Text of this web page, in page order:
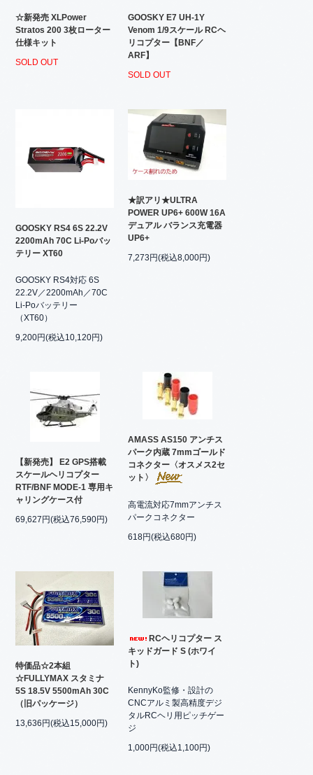
☆新発売 XLPower
Stratos 200 3枚ローター
仕様キット
SOLD OUT
GOOSKY E7 UH-1Y
Venom 1/9スケール RCヘ
リコプター【BNF／
ARF】
SOLD OUT
GOOSKY RS4 6S 22.2V
2200mAh 70C Li-Poバッ
テリー XT60
GOOSKY RS4対応 6S
22.2V／2200mAh／70C
Li-Poバッテリー
（XT60）
9,200円(税込10,120円)
★訳アリ★ULTRA
POWER UP6+ 600W 16A
デュアル バランス充電器
UP6+
7,273円(税込8,000円)
【新発売】 E2 GPS搭載
スケールヘリコプター
RTF/BNF MODE-1 専用キ
ャリングケース付
69,627円(税込76,590円)
AMASS AS150 アンチス
パーク内蔵 7mmゴールド
コネクター〈オスメス2セ
ット〉
高電流対応7mmアンチス
パークコネクター
618円(税込680円)
特価品☆2本組
☆FULLYMAX スタミナ
5S 18.5V 5500mAh 30C
（旧パッケージ）
13,636円(税込15,000円)
RCヘリコプター ス
キッドガード S (ホワイ
ト)
KennyKo監修・設計の
CNCアルミ製高精度デジ
タルRCヘリ用ピッチゲー
ジ
1,000円(税込1,100円)